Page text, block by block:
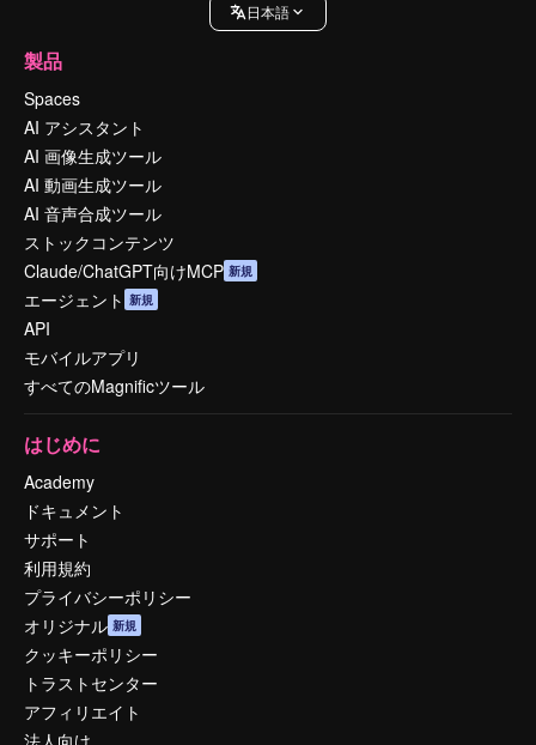
日本語
製品
Spaces
AI アシスタント
AI 画像生成ツール
AI 動画生成ツール
AI 音声合成ツール
ストックコンテンツ
Claude/ChatGPT向けMCP 新規
エージェント 新規
API
モバイルアプリ
すべてのMagnificツール
はじめに
Academy
ドキュメント
サポート
利用規約
プライバシーポリシー
オリジナル 新規
クッキーポリシー
トラストセンター
アフィリエイト
法人向け